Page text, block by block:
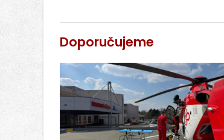
Doporučujeme